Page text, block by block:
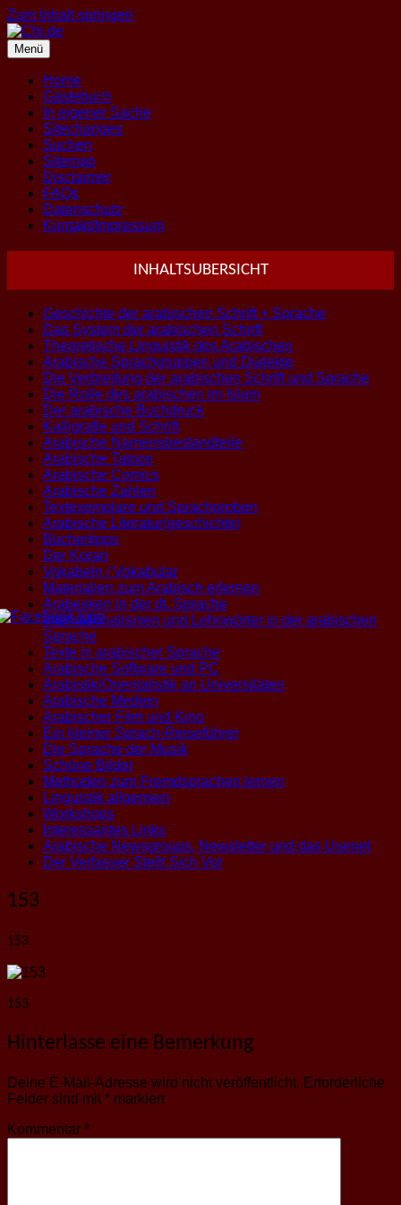
Zum Inhalt springen
Menü
Home
Gästebuch
In eigener Sache
Sitechanges
Suchen
Sitemap
Disclaimer
FAQs
Datenschutz
Kontakt/Impressum
INHALTSUBERSICHT
Geschichte der arabischen Schrift + Sprache
Das System der arabischen Schrift
Theoretische Linguistik des Arabischen
Arabische Sprachgruppen und Dialekte
Die Verbreitung der arabischen Schrift und Sprache
Die Rolle des arabischen im Islam
Der arabische Buchdruck
Kalligrafie und Schrift
Arabische Namensbestandteile
Arabische Tatoos
Arabische Comics
Arabische Zahlen
Textexemplare und Sprachproben
Arabische Literatur(geschichte)
Büchertipps
Der Koran
Vokabeln / Vokabular
Materialien zum Arabisch erlernen
Arabesken in der dt. Sprache
Internationalismen und Lehnwörter in der arabischen
Sprache
Texte in arabischer Sprache
Arabische Software und PC
Arabistik/Orientalistik an Universitäten
Arabische Medien
Arabischer Film und Kino
Ein kleiner Sprach-Reiseführer
Die Sprache der Musik
Schöne Bilder
Methoden zum Fremdsprachen lernen
Linguistik allgemein
Workshops
Interessantes Links
Arabische Newsgroups, Newsletter und das Usenet
Der Verfasser Stellt Sich Vor
153
153
153
Hinterlasse eine Bemerkung
Deine E-Mail-Adresse wird nicht veröffentlicht. Erforderliche
Felder sind mit * markiert
Kommentar *